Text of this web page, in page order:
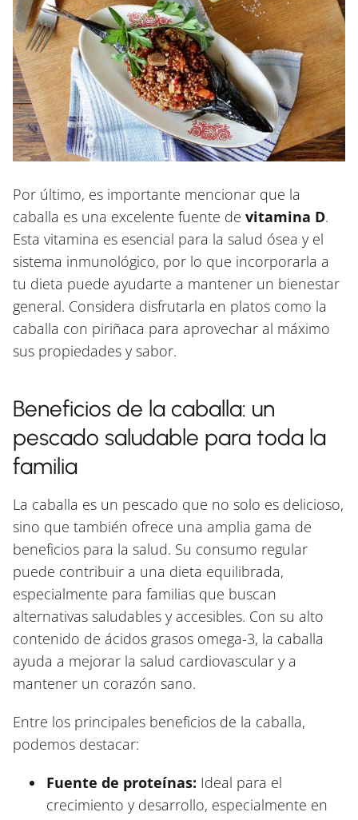
Por último, es importante mencionar que la
caballa es una excelente fuente de vitamina D.
Esta vitamina es esencial para la salud ósea y el
sistema inmunológico, por lo que incorporarla a
tu dieta puede ayudarte a mantener un bienestar
general. Considera disfrutarla en platos como la
caballa con piriñaca para aprovechar al máximo
sus propiedades y sabor.
Beneficios de la caballa: un
pescado saludable para toda la
familia
La caballa es un pescado que no solo es delicioso,
sino que también ofrece una amplia gama de
beneficios para la salud. Su consumo regular
puede contribuir a una dieta equilibrada,
especialmente para familias que buscan
alternativas saludables y accesibles. Con su alto
contenido de ácidos grasos omega-3, la caballa
ayuda a mejorar la salud cardiovascular y a
mantener un corazón sano.
Entre los principales beneficios de la caballa,
podemos destacar:
Fuente de proteínas: Ideal para el
crecimiento y desarrollo, especialmente en